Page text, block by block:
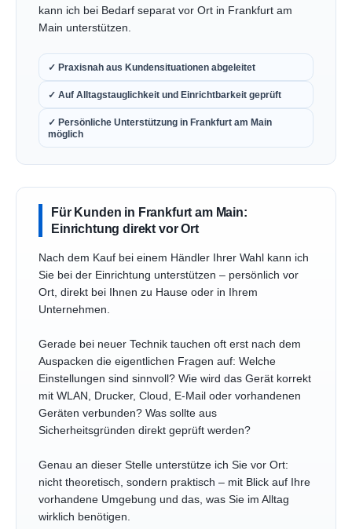
kann ich bei Bedarf separat vor Ort in Frankfurt am
Main unterstützen.
✓ Praxisnah aus Kundensituationen abgeleitet
✓ Auf Alltagstauglichkeit und Einrichtbarkeit geprüft
✓ Persönliche Unterstützung in Frankfurt am Main
möglich
Für Kunden in Frankfurt am Main:
Einrichtung direkt vor Ort
Nach dem Kauf bei einem Händler Ihrer Wahl kann ich
Sie bei der Einrichtung unterstützen – persönlich vor
Ort, direkt bei Ihnen zu Hause oder in Ihrem
Unternehmen.
Gerade bei neuer Technik tauchen oft erst nach dem
Auspacken die eigentlichen Fragen auf: Welche
Einstellungen sind sinnvoll? Wie wird das Gerät korrekt
mit WLAN, Drucker, Cloud, E-Mail oder vorhandenen
Geräten verbunden? Was sollte aus
Sicherheitsgründen direkt geprüft werden?
Genau an dieser Stelle unterstütze ich Sie vor Ort:
nicht theoretisch, sondern praktisch – mit Blick auf Ihre
vorhandene Umgebung und das, was Sie im Alltag
wirklich benötigen.